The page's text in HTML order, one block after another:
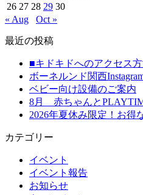
26 27 28 29 30
« Aug
Oct »
最近の投稿
■キドキドへのアクセス
ボーネルンド関西
ベビー向け設備のご案内
8月 赤ちゃんと
2026年夏休み限定！お得
カテゴリー
イベント
イベント報告
お知らせ